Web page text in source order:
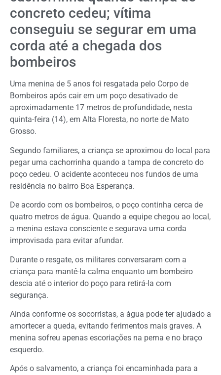
concreto cedeu; vítima
conseguiu se segurar em uma
corda até a chegada dos
bombeiros
Uma menina de 5 anos foi resgatada pelo Corpo de
Bombeiros após cair em um poço desativado de
aproximadamente 17 metros de profundidade, nesta
quinta-feira (14), em Alta Floresta, no norte de Mato
Grosso.
Segundo familiares, a criança se aproximou do local para
pegar uma cachorrinha quando a tampa de concreto do
poço cedeu. O acidente aconteceu nos fundos de uma
residência no bairro Boa Esperança.
De acordo com os bombeiros, o poço continha cerca de
quatro metros de água. Quando a equipe chegou ao local,
a menina estava consciente e segurava uma corda
improvisada para evitar afundar.
Durante o resgate, os militares conversaram com a
criança para mantê-la calma enquanto um bombeiro
descia até o interior do poço para retirá-la com
segurança.
Ainda conforme os socorristas, a água pode ter ajudado a
amortecer a queda, evitando ferimentos mais graves. A
menina sofreu apenas escoriações na perna e no braço
esquerdo.
Após o salvamento, a criança foi encaminhada para a